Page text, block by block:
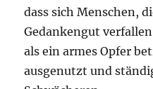
dass sich Menschen,
Gedankengut
als ein armes Opfer
ausgenutzt und